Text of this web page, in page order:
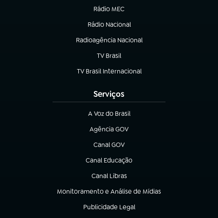
Rádio MEC
(abre em nova aba)
Rádio Nacional
Radioagência Nacional
(abre em nova aba)
TV Brasil
(abre em nova aba)
TV Brasil Internacional
(abre em nova aba)
Serviços
A Voz do Brasil
(abre em nova aba)
Agência GOV
(abre em nova aba)
Canal GOV
(abre em nova aba)
Canal Educação
(abre em nova aba)
Canal Libras
(abre em nova aba)
Monitoramento e Análise de Mídias
(abre em nova aba)
Publicidade Legal
(abre em nova aba)